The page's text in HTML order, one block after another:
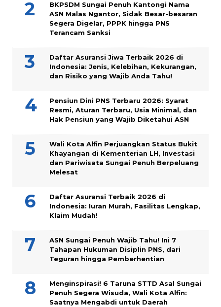
BKPSDM Sungai Penuh Kantongi Nama
ASN Malas Ngantor, Sidak Besar-besaran
Segera Digelar, PPPK hingga PNS
Terancam Sanksi
Daftar Asuransi Jiwa Terbaik 2026 di
Indonesia: Jenis, Kelebihan, Kekurangan,
dan Risiko yang Wajib Anda Tahu!
Pensiun Dini PNS Terbaru 2026: Syarat
Resmi, Aturan Terbaru, Usia Minimal, dan
Hak Pensiun yang Wajib Diketahui ASN
Wali Kota Alfin Perjuangkan Status Bukit
Khayangan di Kementerian LH, Investasi
dan Pariwisata Sungai Penuh Berpeluang
Melesat
Daftar Asuransi Terbaik 2026 di
Indonesia: Iuran Murah, Fasilitas Lengkap,
Klaim Mudah!
ASN Sungai Penuh Wajib Tahu! Ini 7
Tahapan Hukuman Disiplin PNS, dari
Teguran hingga Pemberhentian
Menginspirasi! 6 Taruna STTD Asal Sungai
Penuh Segera Wisuda, Wali Kota Alfin:
Saatnya Mengabdi untuk Daerah